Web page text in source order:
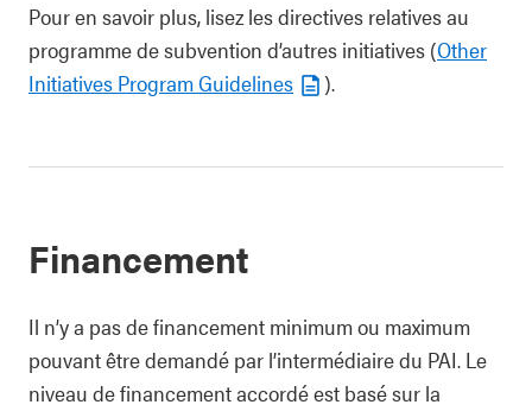
Pour en savoir plus, lisez les directives relatives au
programme de subvention d’autres initiatives (Other
Initiatives Program Guidelines
).
Financement
Il n’y a pas de financement minimum ou maximum
pouvant être demandé par l’intermédiaire du PAI. Le
niveau de financement accordé est basé sur la